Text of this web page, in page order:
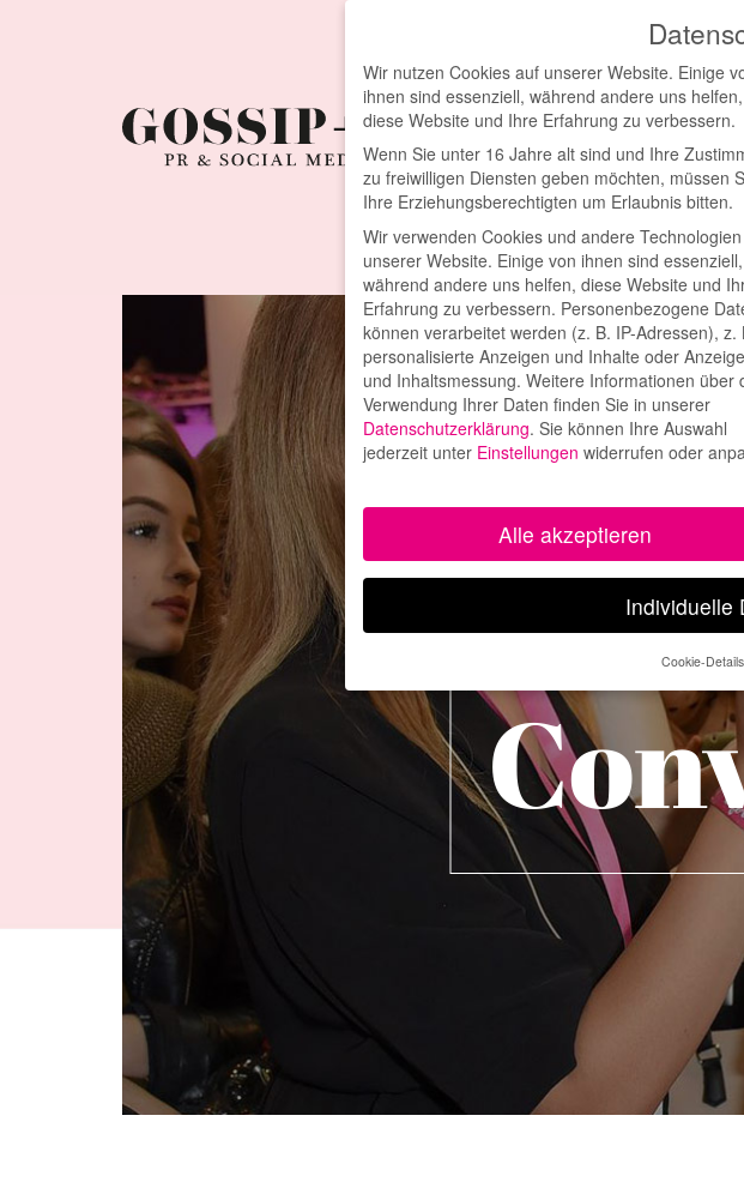
Wir nutzen Cookies auf unserer Website. Einige
ihnen sind essenziell, während andere uns helfen,
diese Website und Ihre Erfahrung zu verbessern.
Wenn Sie unter 16 Jahre alt sind und Ihre
zu freiwilligen Diensten geben möchten, müssen
Ihre Erziehungsberechtigten um Erlaubnis bitten.
Wir verwenden Cookies und andere
unserer Website. Einige von ihnen sind essenziell,
während andere uns helfen, diese Website und
Erfahrung zu verbessern. Personenbezogene
können verarbeitet werden (z. B. IP-Adressen), z.
personalisierte Anzeigen und Inhalte oder
und Inhaltsmessung. Weitere Informationen über
Verwendung Ihrer Daten finden Sie in unserer
Datenschutzerklärung. Sie können Ihre Auswahl
jederzeit unter Einstellungen widerrufen oder
Alle akzeptieren
Individuelle
Cookie-Details
Wenn Sie unter 16 Jahre alt sind und Ihre
Erziehungsberechtigten um Erlaubnis bitten.
Wir verwenden Cookies und andere
andere uns helfen, diese Website und Ihre
werden (z. B. IP-Adressen), z. B. für
Weitere Informationen über die Verwendung
Hier finden Sie eine Übersicht über alle
geben oder sich weitere Informationen anzeigen
Speichern
Essenzielle Cookies ermöglichen grundlegende